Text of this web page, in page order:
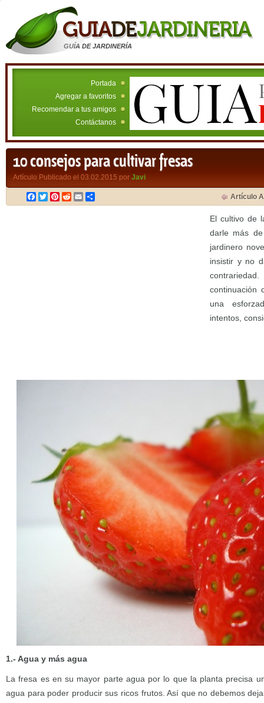
GUÍA DE JARDINERÍA
Portada
Agregar a favoritos
Recomendar a tus amigos
Contáctanos
10 consejos para cultivar fresas
Artículo Publicado el 03.02.2015 por Javi
Facebook
TwitterPinterest
RedditEmail Artículo
El cultivo de
darle más
jardinero
insistir y no
continuación
una
intentos,
1.- Agua y más agua
La fresa es en su mayor parte agua por lo que la planta precisa
agua para poder producir sus ricos frutos. Así que no debemos